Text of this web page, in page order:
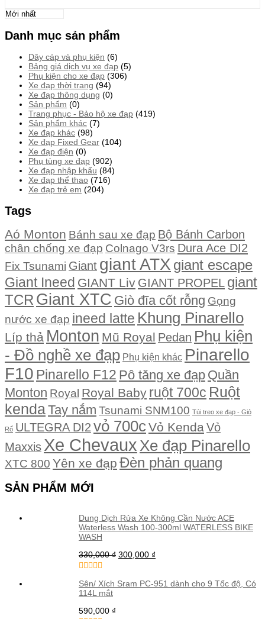
Danh mục sản phẩm
Dây cáp và phụ kiện (6)
Bảng giá dịch vụ xe đạp (5)
Phụ kiện cho xe đạp (306)
Xe đạp thời trang (94)
Xe đạp thông dụng (0)
Sản phẩm (0)
Trang phục - Bảo hộ xe đạp (419)
Sản phẩm khác (7)
Xe đạp khác (98)
Xe đạp Fixed Gear (104)
Xe đạp điện (0)
Phụ tùng xe đạp (902)
Xe đạp nhập khẩu (84)
Xe đạp thể thao (716)
Xe đạp trẻ em (204)
Tags
Aó Monton Bánh sau xe đạp Bộ Bánh Carbon
chân chống xe đạp Colnago V3rs Dura Ace DI2
Fix Tsunami Giant giant ATX giant escape
Giant Ineed GIANT Liv GIANT PROPEL giant
TCR Giant XTC Giò đĩa cốt rỗng Gọng
nước xe đạp ineed latte Khung Pinarello
Líp thả Monton Mũ Royal Pedan Phụ kiện
- Đồ nghề xe đạp Phụ kiện khác Pinarello
F10 Pinarello F12 Pô tăng xe đạp Quần
Monton Royal Royal Baby ruột 700c Ruột
kendaTay nắm Tsunami SNM100 Túi treo xe đạp - Giỏ
Rổ ULTEGRA DI2 vỏ 700cVỏ KendaVỏ
Maxxis Xe Chevaux Xe đạp Pinarello
XTC 800 Yên xe đạp Đèn phản quang
SẢN PHẨM MỚI
Dung Dịch Rửa Xe Không Cần Nước ACE
Waterless Wash 100-300ml WATERLESS BIKE
WASH
330,000₫ 300,000 ₫
Sên/ Xích Sram PC-951 dành cho 9 Tốc độ, Có
114L mắt
590,000 ₫